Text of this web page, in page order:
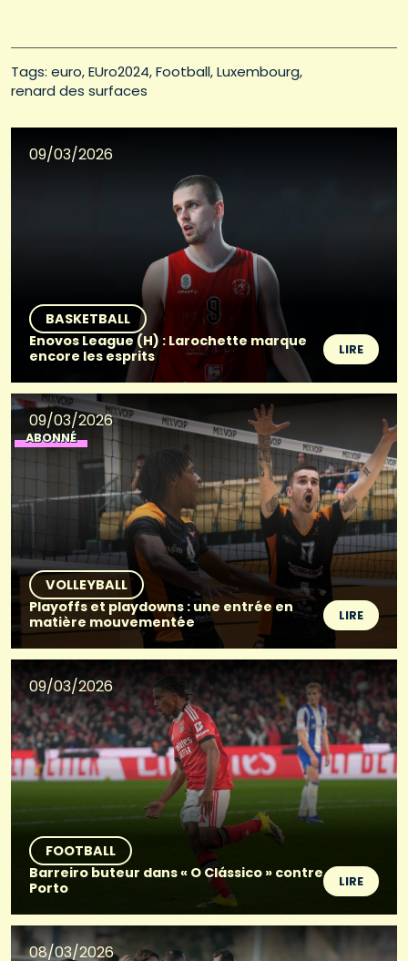
Tags: euro EUro2024 Football Luxembourg
renard des surfaces
09/03/2026
BASKETBALL
Enovos League (H) : Larochette marque
encore les esprits
LIRE
09/03/2026
ABONNÉ
VOLLEYBALL
Playoffs et playdowns : une entrée en
matière mouvementée
LIRE
09/03/2026
FOOTBALL
Barreiro buteur dans « O Clássico » contre
Porto
LIRE
08/03/2026